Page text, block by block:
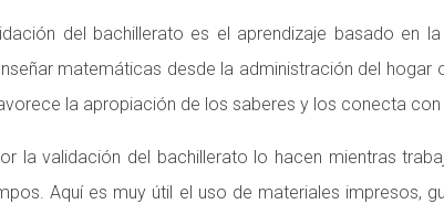
del bachillerato es el aprendizaje basado en
matemáticas desde la administración del
la apropiación de los saberes y los conecta con
validación del bachillerato lo hacen mientras
Aquí es muy útil el uso de materiales impresos,